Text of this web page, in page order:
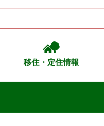
移住・定住情報